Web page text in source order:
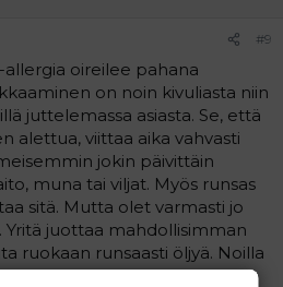
#9
oireilee pahana
on noin kivuliasta niin
juttelemassa asiasta. Se, että
alettua, viittaa aika vahvasti
jokin päivittäin
muna tai viljat. Myös runsas
sitä. Mutta olet varmasti jo
Yritä juottaa mahdollisimman
ruokaan runsaasti öljyä. Noilla
apua, mutta ummetuksen